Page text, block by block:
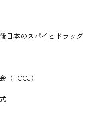
日本のスパイとドラッグ
FCCJ）